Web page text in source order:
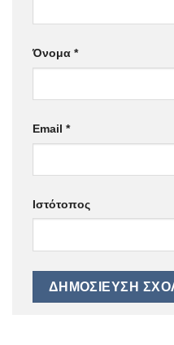
Όνομα *
Email *
Ιστότοπος